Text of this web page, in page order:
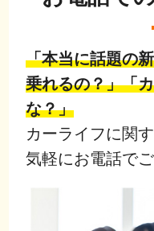
「本当に話題の
乗れるの？」「
な？」
カーライフに関
気軽にお電話で